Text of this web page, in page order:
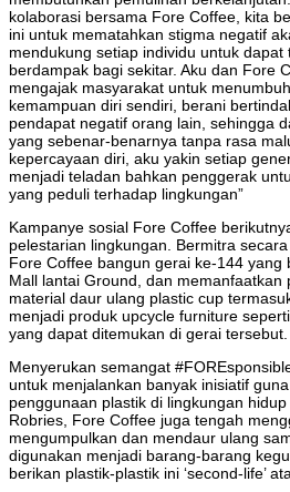
kolaborasi bersama Fore Coffee, kita
ini untuk mematahkan stigma negatif
mendukung setiap individu untuk
berdampak bagi sekitar. Aku dan Fore
mengajak masyarakat untuk
kemampuan diri sendiri, berani
pendapat negatif orang lain, sehingga
yang sebenar-benarnya tanpa rasa
kepercayaan diri, aku yakin setiap
menjadi teladan bahkan penggerak
yang peduli terhadap lingkungan”
Kampanye sosial Fore Coffee
pelestarian lingkungan. Bermitra
Fore Coffee bangun gerai ke-144 yang
Mall lantai Ground, dan memanfaatkan
material daur ulang plastic cup
menjadi produk upcycle furniture
yang dapat ditemukan di gerai tersebut.
Menyerukan semangat
untuk menjalankan banyak inisiatif
penggunaan plastik di lingkungan
Robries, Fore Coffee juga tengah
mengumpulkan dan mendaur ulang
digunakan menjadi barang-barang
berikan plastik-plastik ini ‘second-life’